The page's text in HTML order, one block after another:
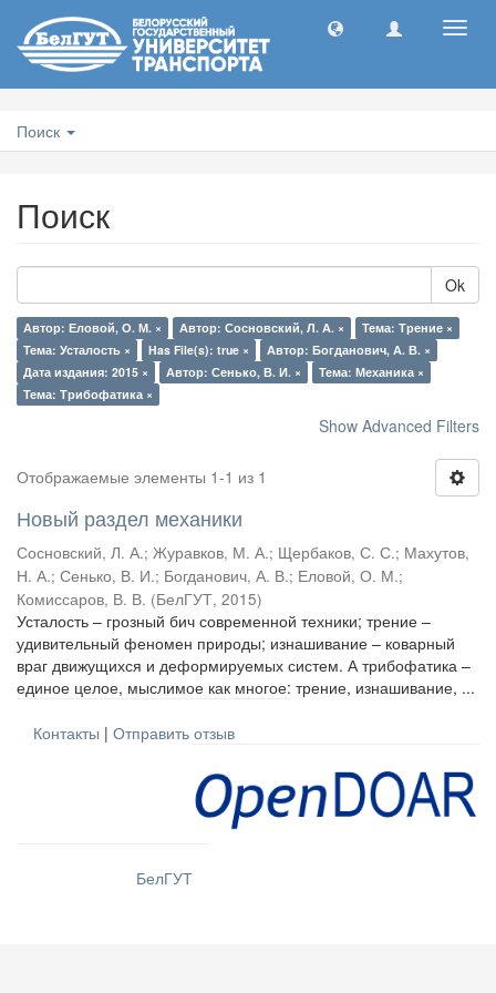
Поиск
Поиск
Ok
Автор: Еловой, О. М. × Автор: Сосновский, Л. А. ×
Тема: Трение ×
Тема: Усталость ×
Has File(s): true ×
Автор: Богданович, А. В. ×
Дата издания: 2015 ×
Автор: Сенько, В. И. ×
Тема: Механика ×
Тема: Трибофатика ×
Show Advanced Filters
Отображаемые элементы 1-1 из 1
Новый раздел механики
Сосновский, Л. А.; Журавков, М. А.; Щербаков, С. С.; Махутов,
Н. А.; Сенько, В. И.; Богданович, А. В.; Еловой, О. М.;
Комиссаров, В. В. (БелГУТ, 2015)
Усталость – грозный бич современной техники; трение –
удивительный феномен природы; изнашивание – коварный
враг движущихся и деформируемых систем. А трибофатика –
единое целое, мыслимое как многое: трение, изнашивание, ...
Контакты | Отправить отзыв
БелГУТ